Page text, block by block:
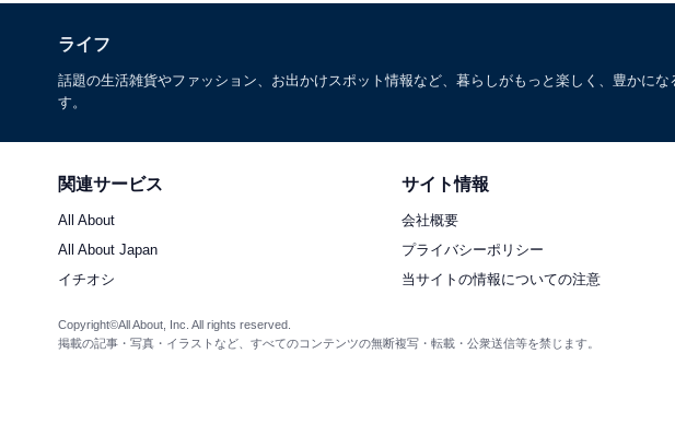
ライフ
話題の生活雑貨やファッション、お出かけスポット情報など、暮らしがもっと楽しく、豊かに
す。
関連サービス
All About
All About Japan
イチオシ
サイト情報
会社概要
プライバシーポリシー
当サイトの情報についての注意
Copyright©All About, Inc. All rights reserved.
掲載の記事・写真・イラストなど、すべてのコンテンツの無断複写・転載・公衆送信等を禁じます。